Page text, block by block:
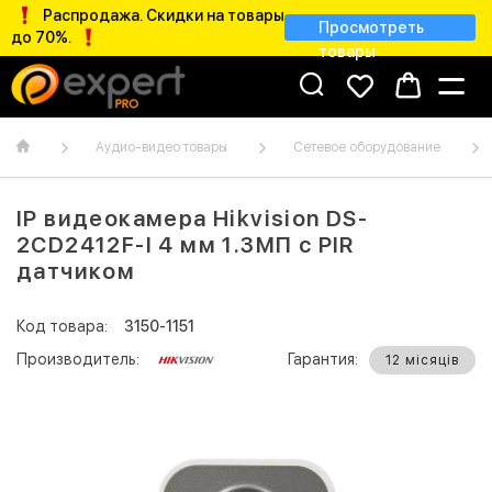
Распродажа. Скидки на товары
до 70%.
Просмотреть
товары
Аудио-видео товары Сетевое оборудование
IP видеокамера Hikvision DS-
2CD2412F-I 4 мм 1.3МП c PIR
датчиком
Код товара:
3150-1151
Производитель:
Гарантия: 12 місяців